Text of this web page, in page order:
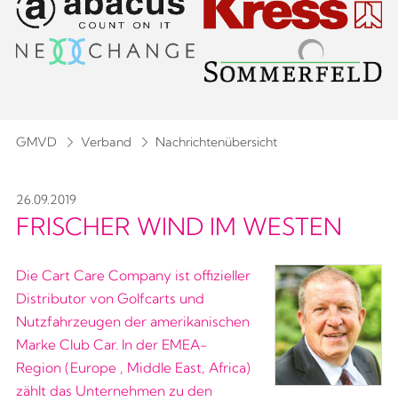
GMVD Verband Nachrichtenübersicht
26.09.2019
FRISCHER WIND IM WESTEN
Die Cart Care Company ist offizieller
Distributor von Golfcarts und
Nutzfahrzeugen der amerikanischen
Marke Club Car. In der EMEA-
Region (Europe , Middle East, Africa)
zählt das Unternehmen zu den